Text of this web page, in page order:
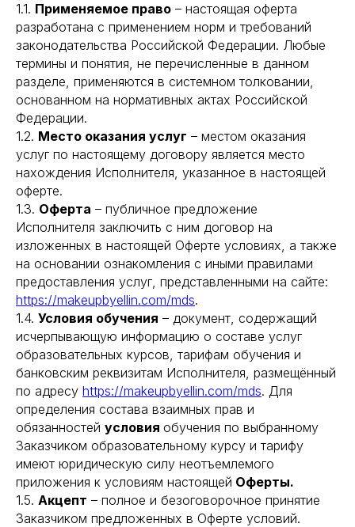
1.1. Применяемое право – настоящая оферта
разработана с применением норм и требований
законодательства Российской Федерации. Любые
термины и понятия, не перечисленные в данном
разделе, применяются в системном толковании,
основанном на нормативных актах Российской
Федерации.
1.2. Место оказания услуг – местом оказания
услуг по настоящему договору является место
нахождения Исполнителя, указанное в настоящей
оферте.
1.3. Оферта – публичное предложение
Исполнителя заключить с ним договор на
изложенных в настоящей Оферте условиях, а также
на основании ознакомления с иными правилами
предоставления услуг, представленными на сайте:
https://makeupbyellin.com/mds.
1.4. Условия обучения – документ, содержащий
исчерпывающую информацию о составе услуг
образовательных курсов, тарифам обучения и
банковским реквизитам Исполнителя, размещённый
по адресу https://makeupbyellin.com/mds. Для
определения состава взаимных прав и
обязанностей условия обучения по выбранному
Заказчиком образовательному курсу и тарифу
имеют юридическую силу неотъемлемого
приложения к условиям настоящей Оферты.
1.5. Акцепт – полное и безоговорочное принятие
Заказчиком предложенных в Оферте условий.